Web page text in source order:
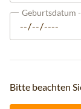
Geburtsdatum
Bitte beachten